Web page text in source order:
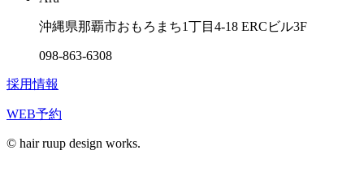
沖縄県那覇市おもろまち1丁目4-18 ERCビル3F
098-863-6308
採用情報
WEB予約
© hair ruup design works.